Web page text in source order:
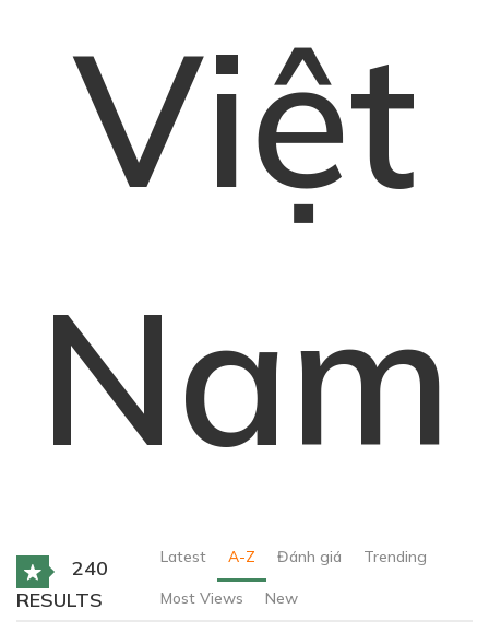
Việt
Nam
240
RESULTS
Latest A-Z Đánh giá Trending
Most Views New